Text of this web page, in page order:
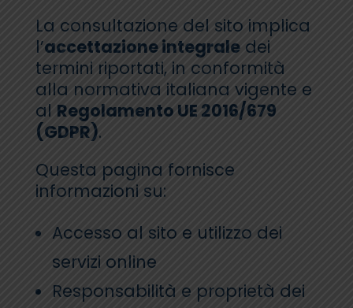
La consultazione del sito implica
l’accettazione integraledei
termini riportati, in conformità
alla normativa italiana vigente e
al Regolamento UE 2016/679
(GDPR).
Questa pagina fornisce
informazioni su:
Accesso al sito e utilizzo dei
servizi online
Responsabilità e proprietà dei